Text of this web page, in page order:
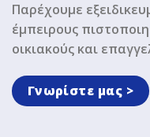
Παρέχουμε
έμπειρους
οικιακούς και
Γνωρίστε μας >